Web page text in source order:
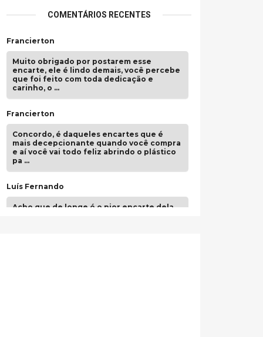
COMENTÁRIOS RECENTES
Francierton
Muito obrigado por postarem esse
encarte, ele é lindo demais, você percebe
que foi feito com toda dedicação e
carinho, o …
Francierton
Concordo, é daqueles encartes que é
mais decepcionante quando você compra
e aí você vai todo feliz abrindo o plástico
pa …
Luís Fernando
Acho que de longe é o pior encarte dela.